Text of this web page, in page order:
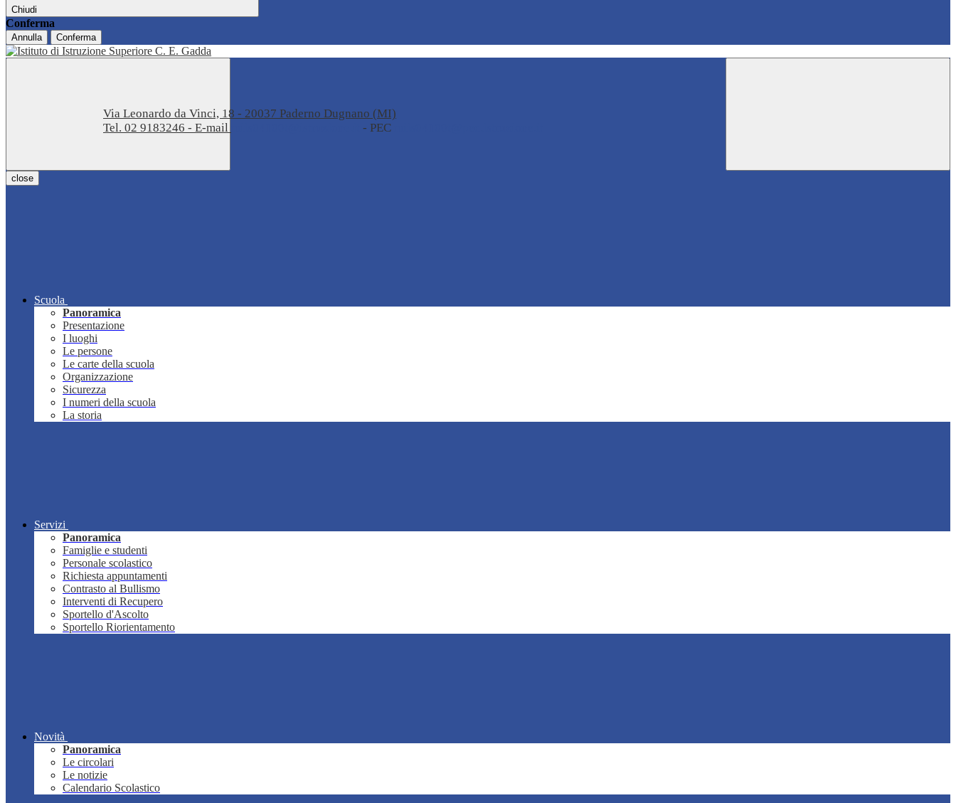
Chiudi
Conferma
Annulla Conferma
Via Leonardo da Vinci, 18 - 20037 Paderno Dugnano (MI)
Tel. 02 9183246 - E-mail
- PEC
close
Scuola
Panoramica
Presentazione
I luoghi
Le persone
Le carte della scuola
Organizzazione
Sicurezza
I numeri della scuola
La storia
Servizi
Panoramica
Famiglie e studenti
Personale scolastico
Richiesta appuntamenti
Contrasto al Bullismo
Interventi di Recupero
Sportello d'Ascolto
Sportello Riorientamento
Novità
Panoramica
Le circolari
Le notizie
Calendario Scolastico